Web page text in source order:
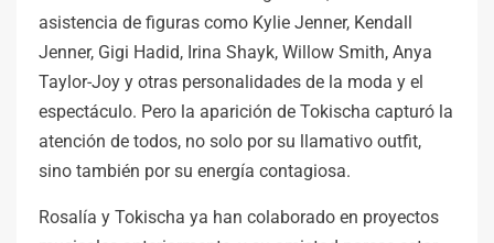
asistencia de figuras como Kylie Jenner, Kendall
Jenner, Gigi Hadid, Irina Shayk, Willow Smith, Anya
Taylor-Joy y otras personalidades de la moda y el
espectáculo. Pero la aparición de Tokischa capturó la
atención de todos, no solo por su llamativo outfit,
sino también por su energía contagiosa.
Rosalía y Tokischa ya han colaborado en proyectos